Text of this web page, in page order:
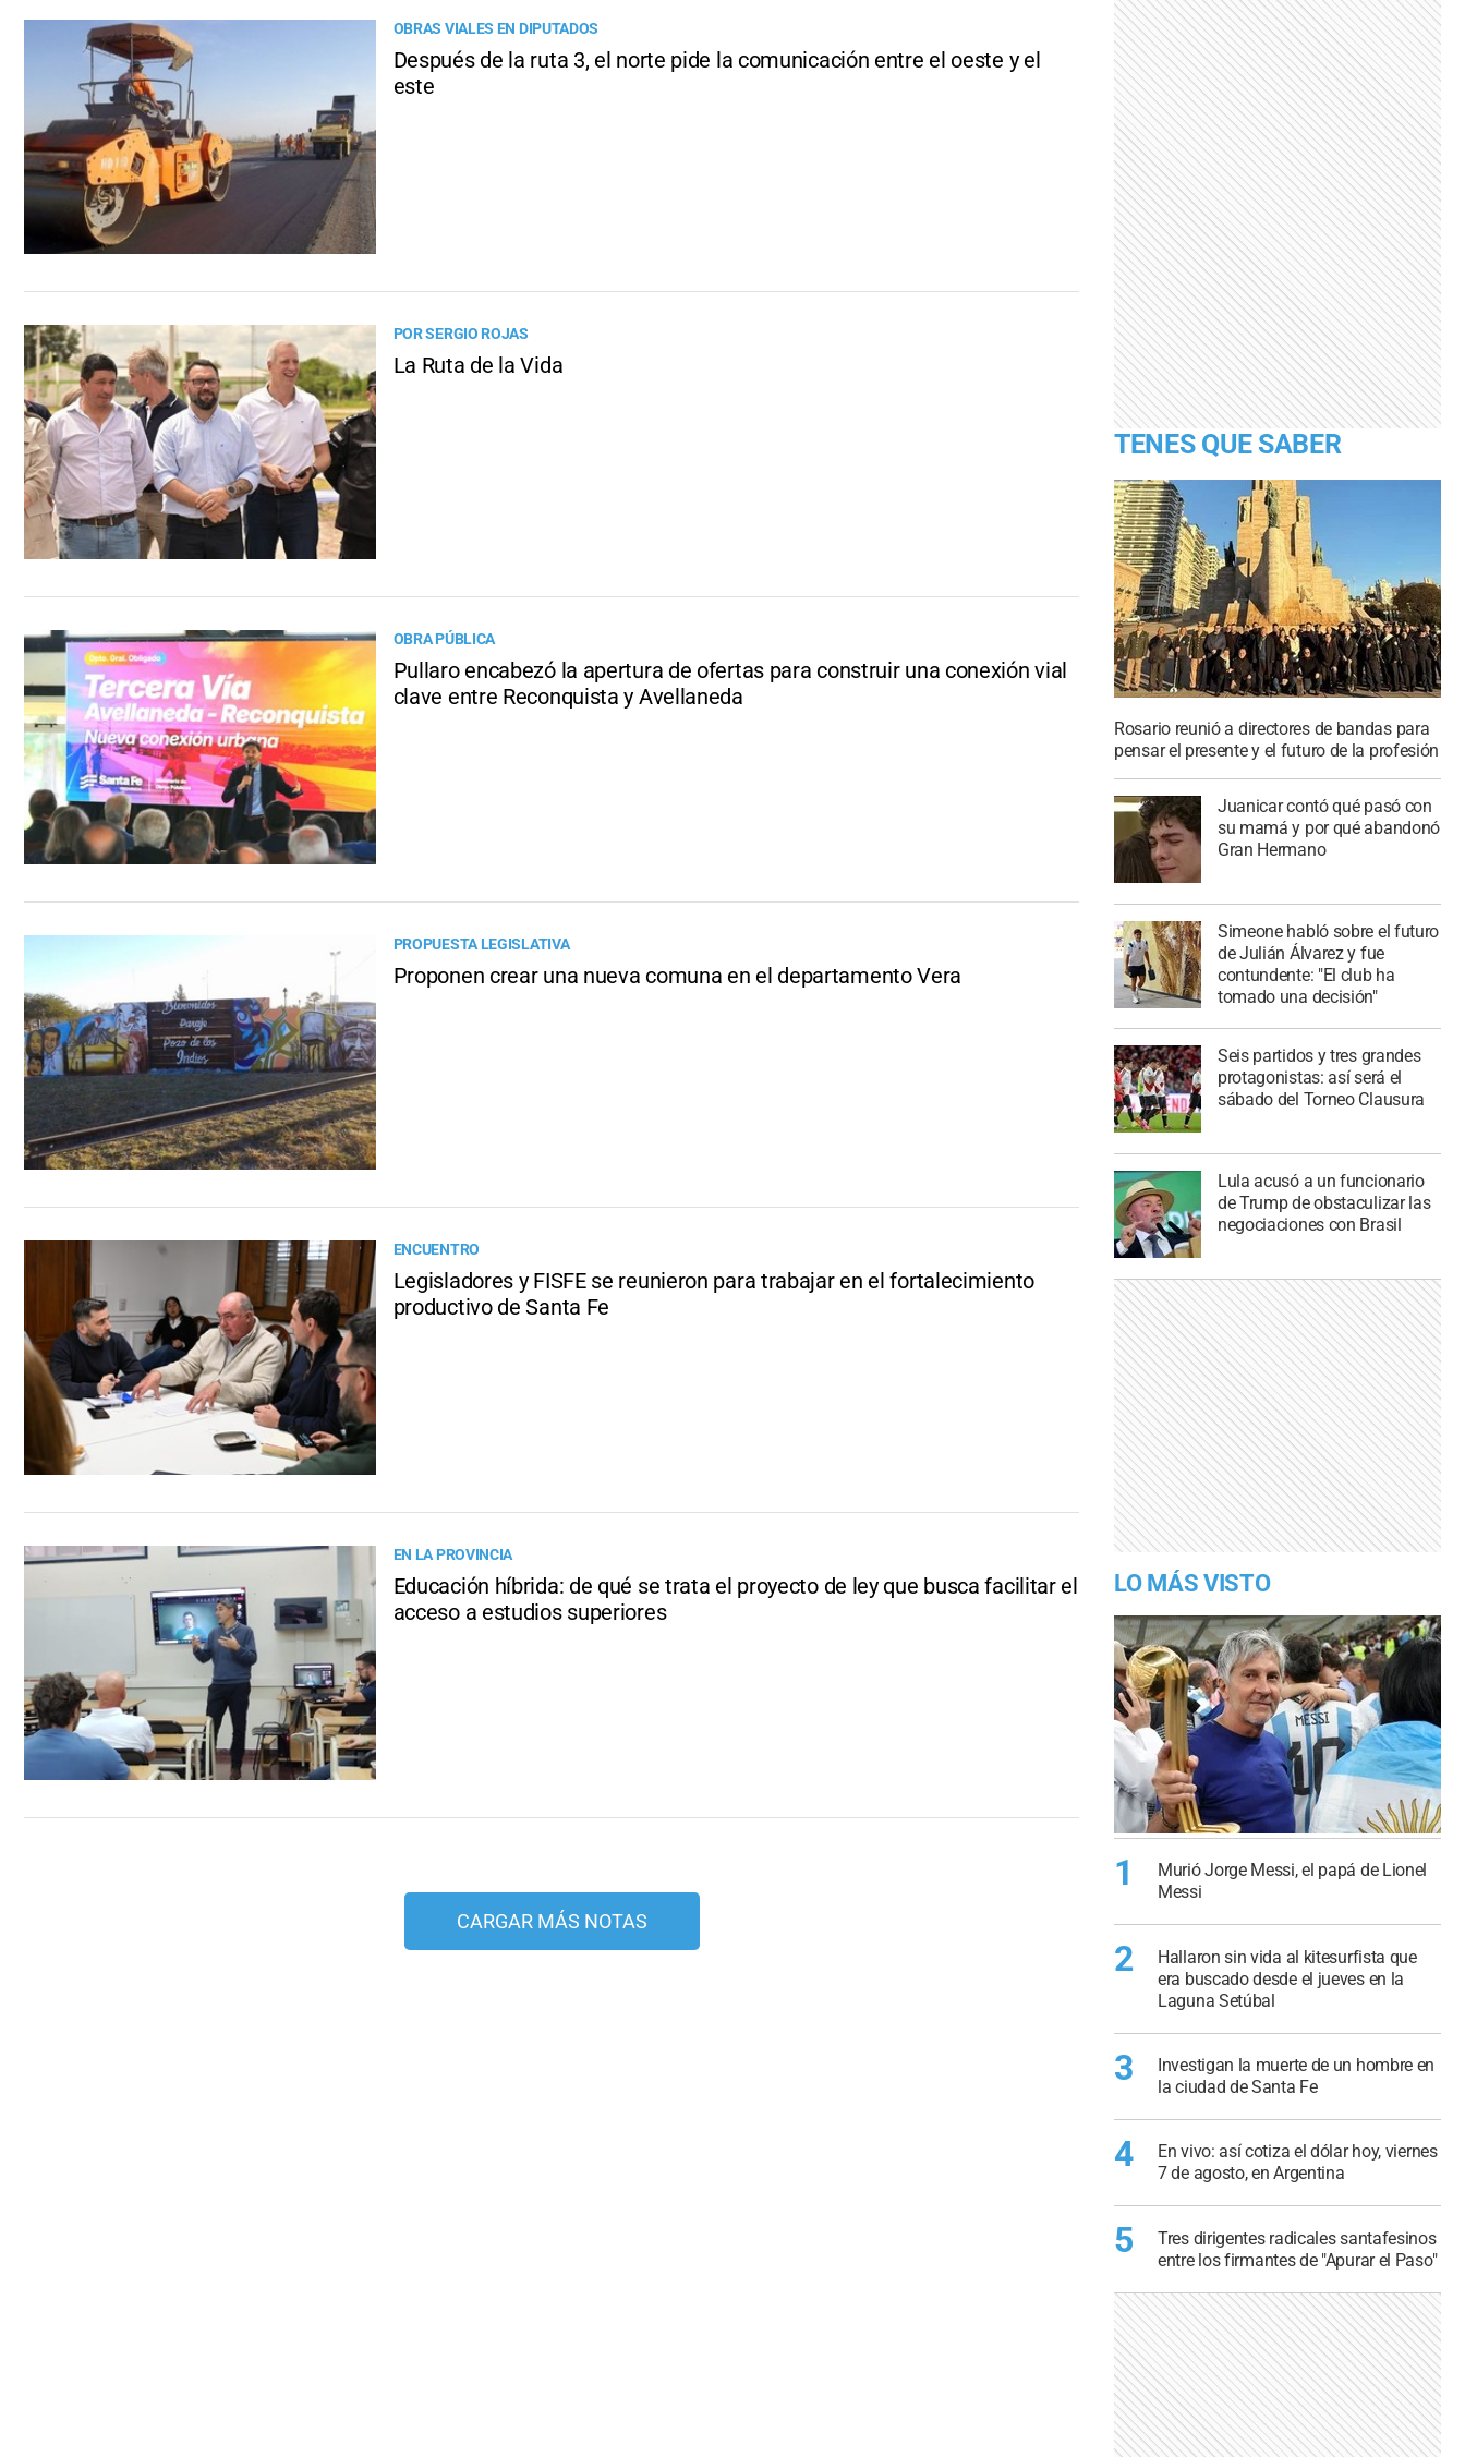
OBRAS VIALES EN DIPUTADOS
Después de la ruta 3, el norte pide la comunicación entre el oeste y el
este
POR SERGIO ROJAS
La Ruta de la Vida
OBRA PÚBLICA
Pullaro encabezó la apertura de ofertas para construir una conexión vial
clave entre Reconquista y Avellaneda
PROPUESTA LEGISLATIVA
Proponen crear una nueva comuna en el departamento Vera
ENCUENTRO
Legisladores y FISFE se reunieron para trabajar en el fortalecimiento
productivo de Santa Fe
EN LA PROVINCIA
Educación híbrida: de qué se trata el proyecto de ley que busca facilitar el
acceso a estudios superiores
CARGAR MÁS NOTAS
TENES QUE SABER
Rosario reunió a directores de bandas para
pensar el presente y el futuro de la profesión
Juanicar contó qué pasó con
su mamá y por qué abandonó
Gran Hermano
Simeone habló sobre el futuro
de Julián Álvarez y fue
contundente: "El club ha
tomado una decisión"
Seis partidos y tres grandes
protagonistas: así será el
sábado del Torneo Clausura
Lula acusó a un funcionario
de Trump de obstaculizar las
negociaciones con Brasil
LO MÁS VISTO
1
Murió Jorge Messi, el papá de Lionel
Messi
2
Hallaron sin vida al kitesurfista que
era buscado desde el jueves en la
Laguna Setúbal
3
Investigan la muerte de un hombre en
la ciudad de Santa Fe
4
En vivo: así cotiza el dólar hoy, viernes
7 de agosto, en Argentina
5
Tres dirigentes radicales santafesinos
entre los firmantes de "Apurar el Paso"